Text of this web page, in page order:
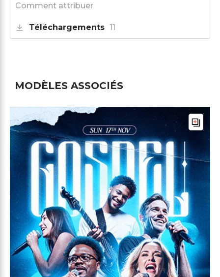
Comment attribuer
Téléchargements 11
MODÈLES ASSOCIÉS